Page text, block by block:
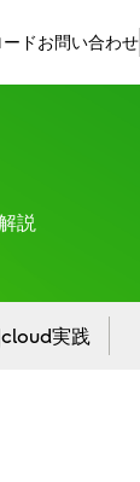
ドお問い合わせ
説
実践